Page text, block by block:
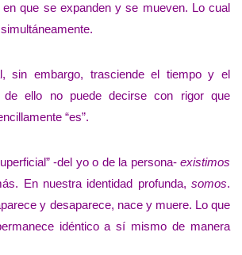
que se expanden y se mueven. Lo cual
sin embargo, trasciende el tiempo y el
de ello no puede decirse con rigor que
“es”.
-del yo o de la persona- existimos
En nuestra identidad profunda, somos.
y desaparece, nace y muere. Lo que
idéntico a sí mismo de manera